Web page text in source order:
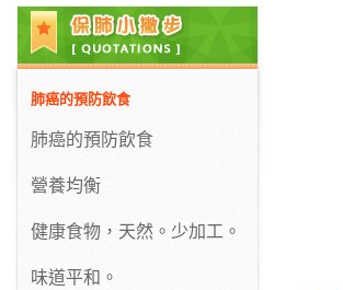
肺癌的預防飲食
肺癌的預防飲食
營養均衡
健康食物，天然。少加工。
味道平和。